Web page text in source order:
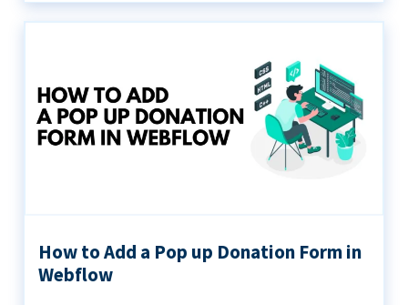
How to Add a Pop up Donation Form in
Webflow